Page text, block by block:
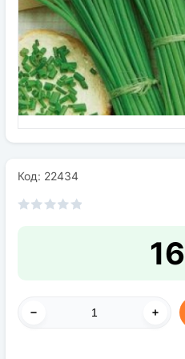
Семена
Удобрения
Код: 22434
16